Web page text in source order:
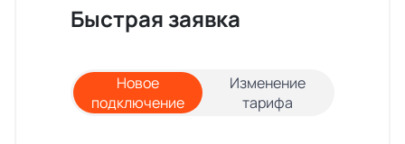
Быстрая заявка
Новое
подключение
Изменение
тарифа